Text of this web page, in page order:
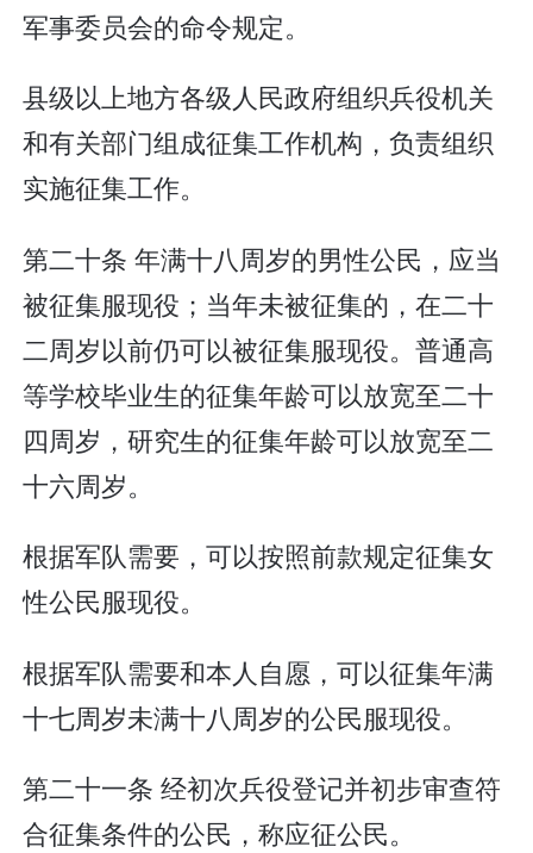
军事委员会的命令规定。
县级以上地方各级人民政府组织兵役机关
和有关部门组成征集工作机构，负责组织
实施征集工作。
第二十条 年满十八周岁的男性公民，应当
被征集服现役；当年未被征集的，在二十
二周岁以前仍可以被征集服现役。普通高
等学校毕业生的征集年龄可以放宽至二十
四周岁，研究生的征集年龄可以放宽至二
十六周岁。
根据军队需要，可以按照前款规定征集女
性公民服现役。
根据军队需要和本人自愿，可以征集年满
十七周岁未满十八周岁的公民服现役。
第二十一条 经初次兵役登记并初步审查符
合征集条件的公民，称应征公民。